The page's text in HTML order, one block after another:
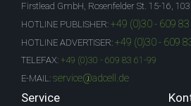
Firstlead GmbH, Rosenfelder St. 15-16,
HOTLINE PUBLISHER: +49 (0)30 - 609
HOTLINE ADVERTISER: +49 (0)30 - 609
TELEFAX: +49 (0)30 - 609 83 61-99
E-MAIL: service@adcell.de
Service